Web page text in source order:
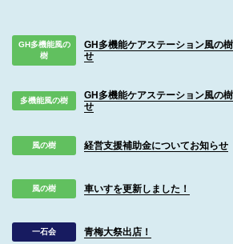
GH多機能風の
樹
GH多機能ケアステーション風の
せ
多機能風の樹
GH多機能ケアステーション風の
せ
風の樹 経営支援補助金についてお知らせ
風の樹 車いすを更新しました！
一石会 青梅大祭出店！